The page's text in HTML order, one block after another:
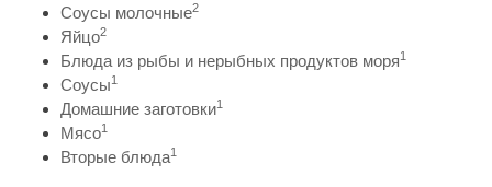
Соусы молочные2
Яйцо2
Блюда из рыбы и нерыбных продуктов моря1
Соусы1
Домашние заготовки1
Мясо1
Вторые блюда1